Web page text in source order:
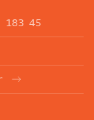
183 45